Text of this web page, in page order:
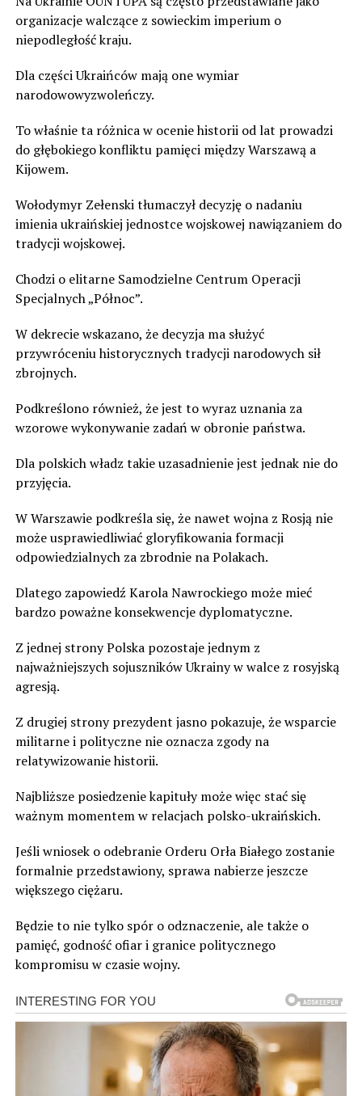
organizacje walczące z sowieckim imperium o
niepodległość kraju.
Dla części Ukraińców mają one wymiar
narodowowyzwoleńczy.
To właśnie ta różnica w ocenie historii od lat prowadzi
do głębokiego konfliktu pamięci między Warszawą a
Kijowem.
Wołodymyr Zełenski tłumaczył decyzję o nadaniu
imienia ukraińskiej jednostce wojskowej nawiązaniem do
tradycji wojskowej.
Chodzi o elitarne Samodzielne Centrum Operacji
Specjalnych „Północ”.
W dekrecie wskazano, że decyzja ma służyć
przywróceniu historycznych tradycji narodowych sił
zbrojnych.
Podkreślono również, że jest to wyraz uznania za
wzorowe wykonywanie zadań w obronie państwa.
Dla polskich władz takie uzasadnienie jest jednak nie do
przyjęcia.
W Warszawie podkreśla się, że nawet wojna z Rosją nie
może usprawiedliwiać gloryfikowania formacji
odpowiedzialnych za zbrodnie na Polakach.
Dlatego zapowiedź Karola Nawrockiego może mieć
bardzo poważne konsekwencje dyplomatyczne.
Z jednej strony Polska pozostaje jednym z
najważniejszych sojuszników Ukrainy w walce z rosyjską
agresją.
Z drugiej strony prezydent jasno pokazuje, że wsparcie
militarne i polityczne nie oznacza zgody na
relatywizowanie historii.
Najbliższe posiedzenie kapituły może więc stać się
ważnym momentem w relacjach polsko-ukraińskich.
Jeśli wniosek o odebranie Orderu Orła Białego zostanie
formalnie przedstawiony, sprawa nabierze jeszcze
większego ciężaru.
Będzie to nie tylko spór o odznaczenie, ale także o
pamięć, godność ofiar i granice politycznego
kompromisu w czasie wojny.